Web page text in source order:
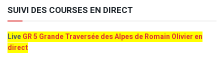
SUIVI DES COURSES EN DIRECT
LiveGR 5 Grande Traversée des Alpes de Romain Olivier en
direct